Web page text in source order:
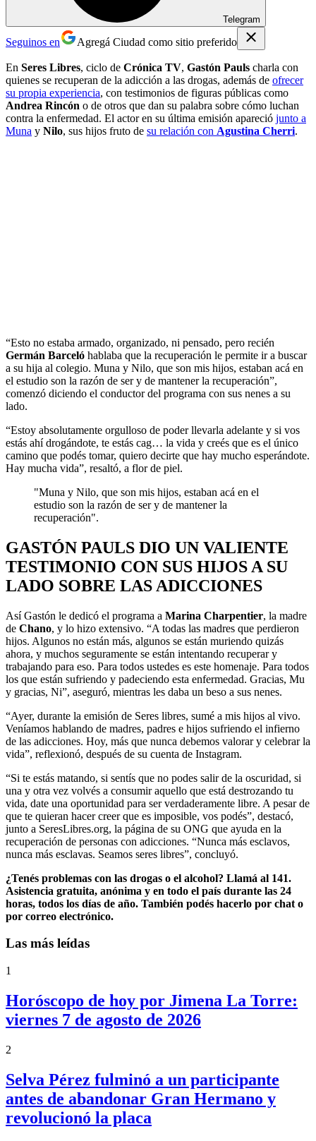
Telegram
Seguinos en Agregá Ciudad como sitio preferido
En Seres Libres, ciclo de Crónica TV, Gastón Pauls charla con
quienes se recuperan de la adicción a las drogas, además de ofrecer
su propia experiencia, con testimonios de figuras públicas como
Andrea Rincón o de otros que dan su palabra sobre cómo luchan
contra la enfermedad. El actor en su última emisión apareció junto a
Muna y Nilo, sus hijos fruto de su relación con Agustina Cherri.
“Esto no estaba armado, organizado, ni pensado, pero recién
Germán Barceló hablaba que la recuperación le permite ir a buscar
a su hija al colegio. Muna y Nilo, que son mis hijos, estaban acá en
el estudio son la razón de ser y de mantener la recuperación”,
comenzó diciendo el conductor del programa con sus nenes a su
lado.
“Estoy absolutamente orgulloso de poder llevarla adelante y si vos
estás ahí drogándote, te estás cag… la vida y creés que es el único
camino que podés tomar, quiero decirte que hay mucho esperándote.
Hay mucha vida”, resaltó, a flor de piel.
"Muna y Nilo, que son mis hijos, estaban acá en el
estudio son la razón de ser y de mantener la
recuperación".
GASTÓN PAULS DIO UN VALIENTE
TESTIMONIO CON SUS HIJOS A SU
LADO SOBRE LAS ADICCIONES
Así Gastón le dedicó el programa a Marina Charpentier, la madre
de Chano, y lo hizo extensivo. “A todas las madres que perdieron
hijos. Algunos no están más, algunos se están muriendo quizás
ahora, y muchos seguramente se están intentando recuperar y
trabajando para eso. Para todos ustedes es este homenaje. Para todos
los que están sufriendo y padeciendo esta enfermedad. Gracias, Mu
y gracias, Ni”, aseguró, mientras les daba un beso a sus nenes.
“Ayer, durante la emisión de Seres libres, sumé a mis hijos al vivo.
Veníamos hablando de madres, padres e hijos sufriendo el infierno
de las adicciones. Hoy, más que nunca debemos valorar y celebrar la
vida”, reflexionó, después de su cuenta de Instagram.
“Si te estás matando, si sentís que no podes salir de la oscuridad, si
una y otra vez volvés a consumir aquello que está destrozando tu
vida, date una oportunidad para ser verdaderamente libre. A pesar de
que te quieran hacer creer que es imposible, vos podés”, destacó,
junto a SeresLibres.org, la página de su ONG que ayuda en la
recuperación de personas con adicciones. “Nunca más esclavos,
nunca más esclavas. Seamos seres libres”, concluyó.
¿Tenés problemas con las drogas o el alcohol? Llamá al 141.
Asistencia gratuita, anónima y en todo el país durante las 24
horas, todos los días de año. También podés hacerlo por chat o
por correo electrónico.
Las más leídas
1
Horóscopo de hoy por Jimena La Torre:
viernes 7 de agosto de 2026
2
Selva Pérez fulminó a un participante
antes de abandonar Gran Hermano y
revolucionó la placa